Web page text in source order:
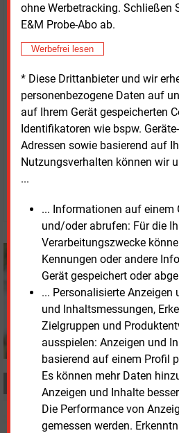
ohne Werbetracking. Schließen
E&M Probe-Abo ab.
Werbefrei lesen
* Diese Drittanbieter und wir
personenbezogene Daten auf
auf Ihrem Gerät gespeicherten
Identifikatoren wie bspw.
Adressen sowie basierend auf
Nutzungsverhalten können wir
...
... Informationen auf einem
und/oder abrufen: Für die
Verarbeitungszwecke
Kennungen oder andere
Gerät gespeichert oder
... Personalisierte Anzeigen
und Inhaltsmessungen,
Zielgruppen und
ausspielen: Anzeigen und
basierend auf einem Profil
Es können mehr Daten
Anzeigen und Inhalte
Die Performance von
gemessen werden.
Freileitungsbau hat Transnet
Leitungsbau beauftragt. Alle
WeitereInformationen zu
bereit.
Mittwoch, 21.02.2024, 13:42 Uhr
MEHR ZUM
STROMNETZ